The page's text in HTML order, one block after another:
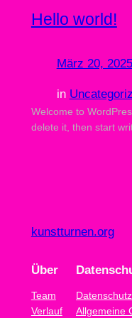
Hello world!
März 20, 2025
in
Welcome to
delete it, then start
kunstturnen.org
Über
Team
Verlauf
Allgemeine